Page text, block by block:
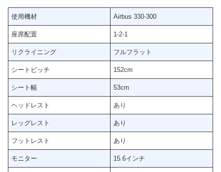
使用機材 Airbus 330-300
座席配置 1-2-1
リクライニング フルフラット
シートピッチ 152cm
シート幅 53cm
ヘッドレスト あり
レッグレスト あり
フットレスト あり
モニター 15.6インチ